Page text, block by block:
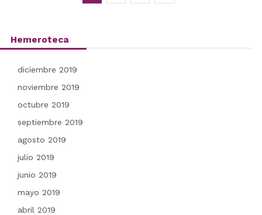
Hemeroteca
diciembre 2019
noviembre 2019
octubre 2019
septiembre 2019
agosto 2019
julio 2019
junio 2019
mayo 2019
abril 2019